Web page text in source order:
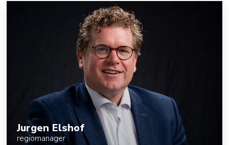
Jurgen Elshof
regiomanager